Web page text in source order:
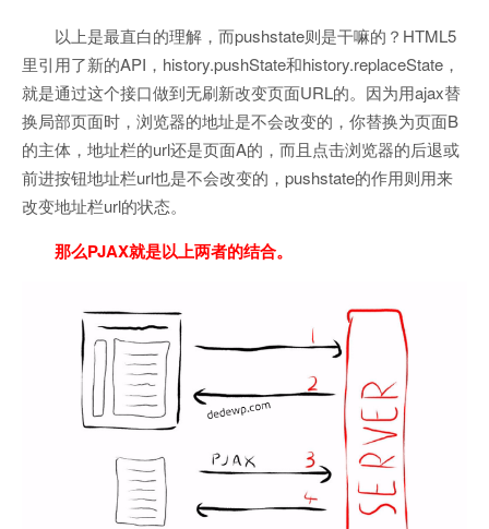
以上是最直白的理解，而pushstate则是干嘛的？HTML5
里引用了新的API，history.pushState和history.replaceState，
就是通过这个接口做到无刷新改变页面URL的。因为用ajax替
换局部页面时，浏览器的地址是不会改变的，你替换为页面B
的主体，地址栏的url还是页面A的，而且点击浏览器的后退或
前进按钮地址栏url也是不会改变的，pushstate的作用则用来
改变地址栏url的状态。
那么PJAX就是以上两者的结合。